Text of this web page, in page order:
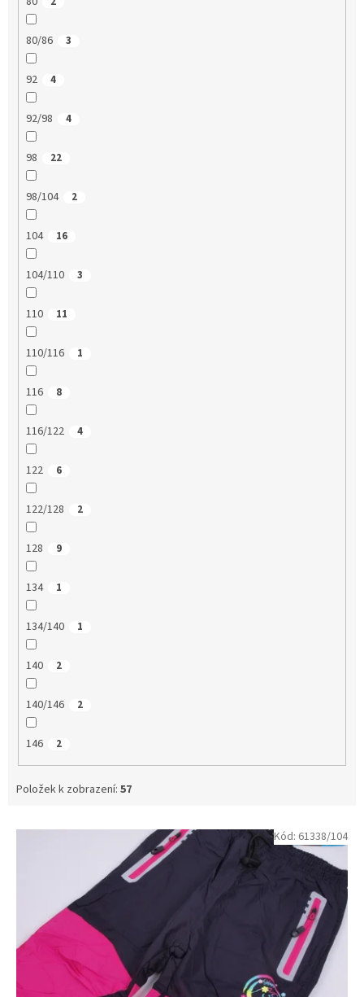
80/86 3
92 4
92/98 4
98 22
98/104 2
104 16
104/110 3
110 11
110/116 1
116 8
116/122 4
122 6
122/128 2
128 9
134 1
134/140 1
140 2
140/146 2
146 2
Položek k zobrazení: 57
V
Kód: 61338/104